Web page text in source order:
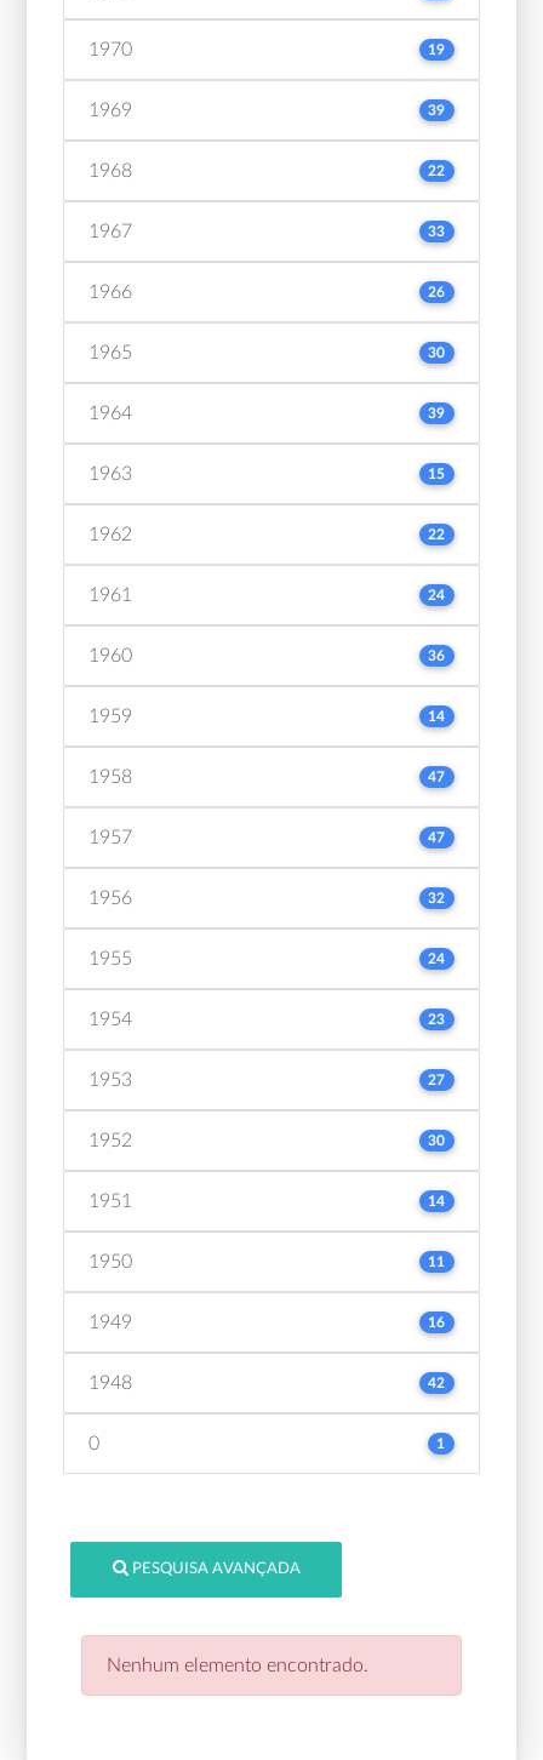
1970 19
1969 39
1968 22
1967 33
1966 26
1965 30
1964 39
1963 15
1962 22
1961 24
1960 36
1959 14
1958 47
1957 47
1956 32
1955 24
1954 23
1953 27
1952 30
1951 14
1950 11
1949 16
1948 42
0 1
PESQUISA AVANÇADA
Nenhum elemento encontrado.